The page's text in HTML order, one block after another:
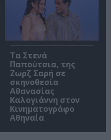
Τα Στενά
Παπούτσια, της
Ζωρζ Σαρή σε
σκηνοθεσία
Αθανασίας
Καλογιάννη στον
Κινηματογράφο
Αθηναία